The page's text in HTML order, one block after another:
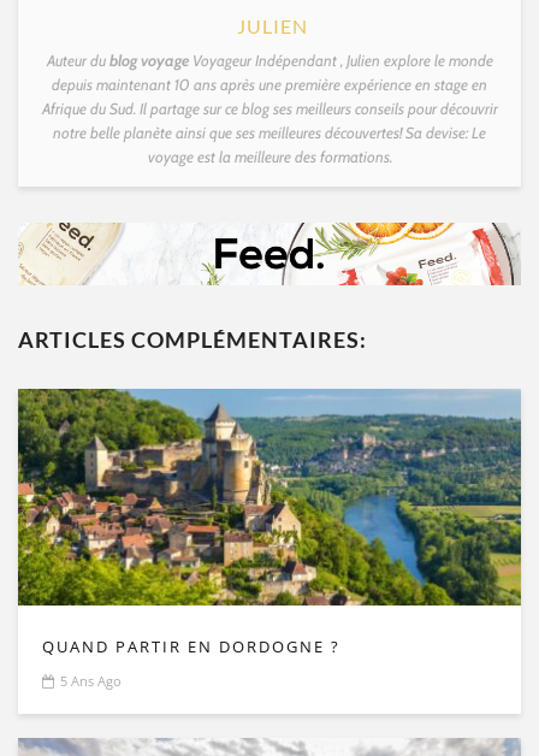
JULIEN
Auteur dublog voyageVoyageur Indépendant , Julien explore le monde
depuis maintenant 10 ans après une première expérience en stage en
Afrique du Sud. Il partage sur ce blog ses meilleurs conseils pour découvrir
notre belle planète ainsi que ses meilleures découvertes! Sa devise: Le
voyage est la meilleure des formations.
ARTICLES COMPLÉMENTAIRES:
QUAND PARTIR EN DORDOGNE ?
5 Ans Ago